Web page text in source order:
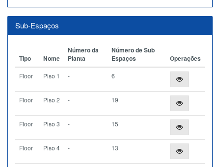
Sub-Espaços
Tipo Nome
Número da
Planta
Número de Sub
Espaços
Operações
Floor Piso 1 - 6
Floor Piso 2 - 19
Floor Piso 3 - 15
Floor Piso 4 - 13